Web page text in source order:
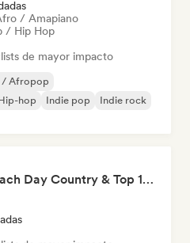
/ Amapiano
/ Hip Hop
de mayor impacto
Afropop
hop Indie pop
Indie rock
Curator of Beach Day Country & Top 100 Best of Reggae